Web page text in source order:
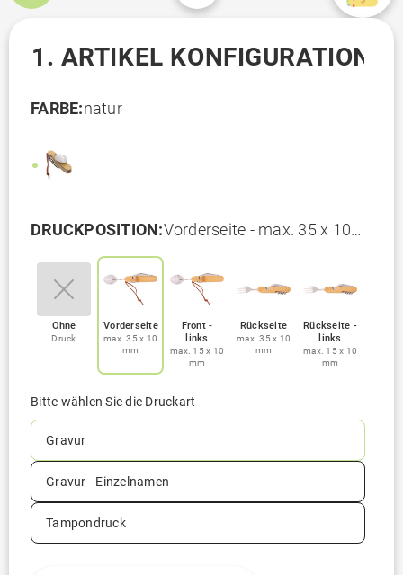
1. ARTIKEL KONFIGURATION
FARBE:natur
DRUCKPOSITION:Vorderseite - max. 35 x 10
Ohne
Druck
Vorderseite
max. 35 x 10
mm
Front -
links
max. 15 x 10
mm
Rückseite
max. 35 x 10
mm
Rückseite -
links
max. 15 x 10
mm
Bitte wählen Sie die Druckart
Gravur
Gravur - Einzelnamen
Tampondruck